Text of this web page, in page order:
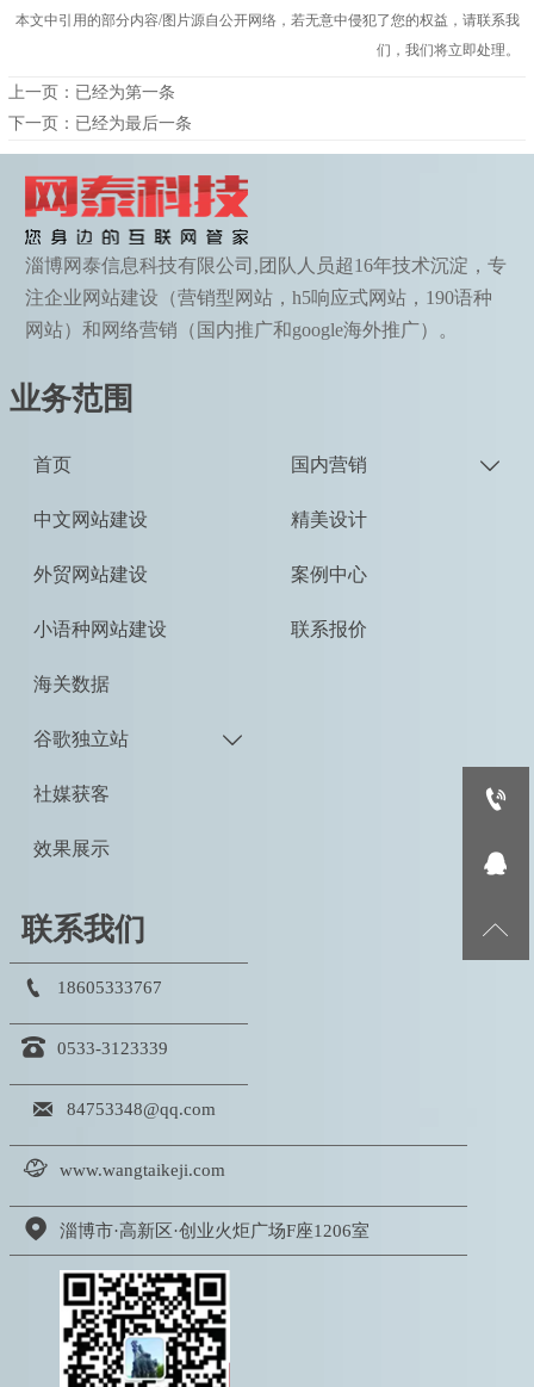
本文中引用的部分内容/图片源自公开网络，若无意中侵犯了您的权益，请联系我
们，我们将立即处理。
上一页：已经为第一条
下一页：已经为最后一条
淄博网泰信息科技有限公司,团队人员超16年技术沉淀，专
注企业网站建设（营销型网站，h5响应式网站，190语种
网站）和网络营销（国内推广和google海外推广）。
业务范围
首页
中文网站建设
外贸网站建设
小语种网站建设
海关数据
谷歌独立站 
社媒获客
效果展示
国内营销 
精美设计
案例中心
联系报价
联系我们
 18605333767
 0533-3123339
 84753348@qq.com
 www.wangtaikeji.com
 淄博市·高新区·创业火炬广场F座1206室


